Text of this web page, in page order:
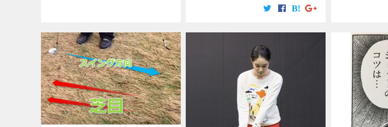
なら打ちたいけど、どうやって打つの？
左足体重・ハンドファースト・フェース
ば […]
い。そのミス
ち」。じゃあ
ピン […]